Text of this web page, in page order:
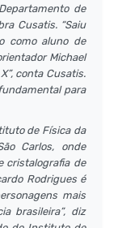
de
Cusatis. “Saiu
como aluno de
Michael
conta Cusatis.
para
de Física da
Carlos, onde
cristalografia de
Rodrigues é
mais
brasileira”, diz